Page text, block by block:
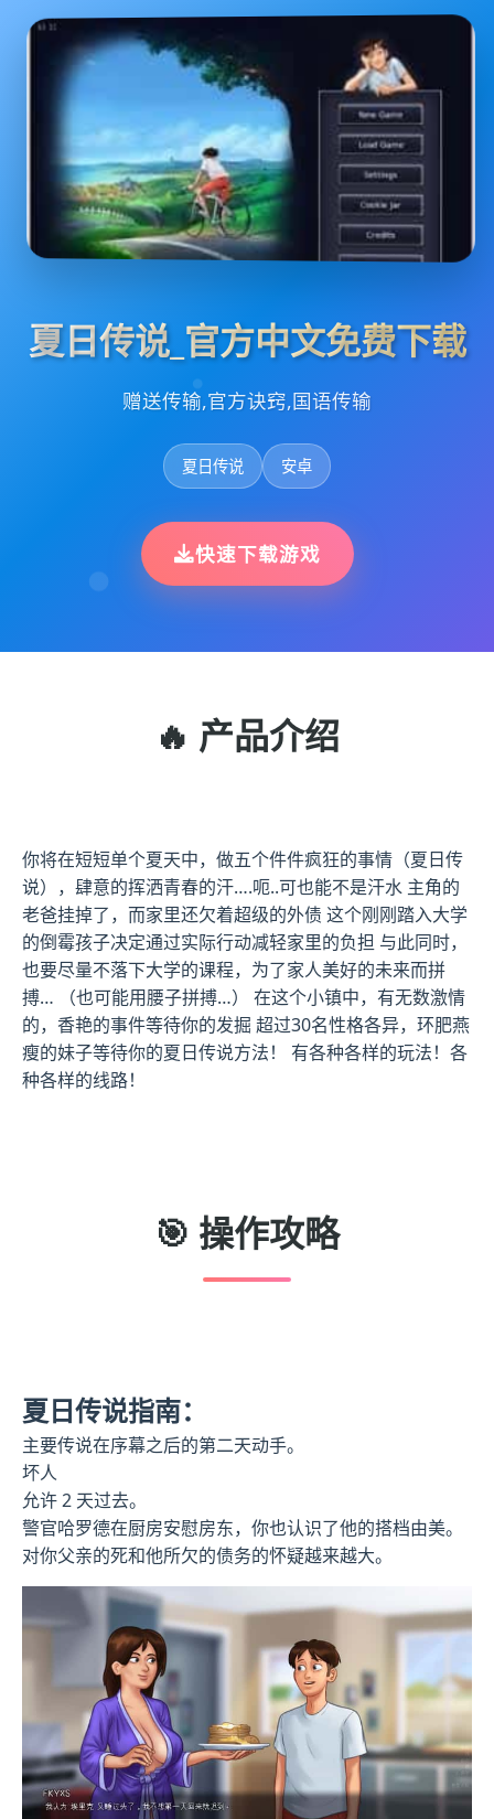
夏日传说_官方中文免费下载
赠送传输,官方诀窍,国语传输
夏日传说 安卓
快速下载游戏
🔥 产品介绍
你将在短短单个夏天中，做五个件件疯狂的事情（夏日传
说），肆意的挥洒青春的汗….呃..可也能不是汗水 主角的
老爸挂掉了，而家里还欠着超级的外债 这个刚刚踏入大学
的倒霉孩子决定通过实际行动减轻家里的负担 与此同时，
也要尽量不落下大学的课程，为了家人美好的未来而拼
搏… （也可能用腰子拼搏…） 在这个小镇中，有无数激情
的，香艳的事件等待你的发掘 超过30名性格各异，环肥燕
瘦的妹子等待你的夏日传说方法！ 有各种各样的玩法！各
种各样的线路！
🎯 操作攻略
夏日传说指南：
主要传说在序幕之后的第二天动手。
坏人
允许 2 天过去。
警官哈罗德在厨房安慰房东，你也认识了他的搭档由美。
对你父亲的死和他所欠的债务的怀疑越来越大。